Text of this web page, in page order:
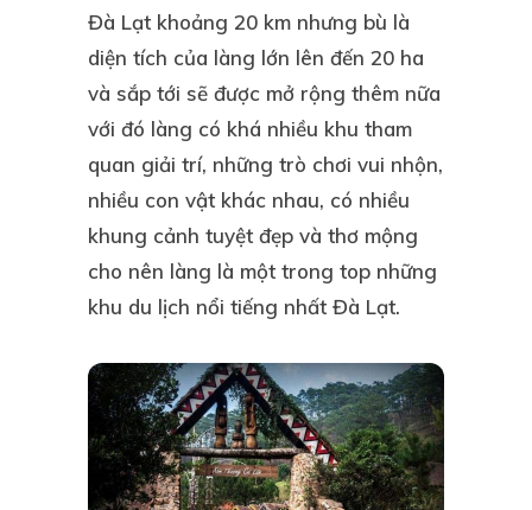
Đà Lạt khoảng 20 km nhưng bù là
diện tích của làng lớn lên đến 20 ha
và sắp tới sẽ được mở rộng thêm nữa
với đó làng có khá nhiều khu tham
quan giải trí, những trò chơi vui nhộn,
nhiều con vật khác nhau, có nhiều
khung cảnh tuyệt đẹp và thơ mộng
cho nên làng là một trong top những
khu du lịch nổi tiếng nhất Đà Lạt.